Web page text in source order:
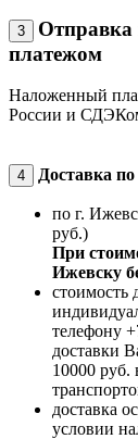
3
Отправка
платежом
Наложенный
России и
4 Доставка
по г.
руб.)
При
Ижевску
стоимость
телефону
доставки
10000 руб.
доставка
условии